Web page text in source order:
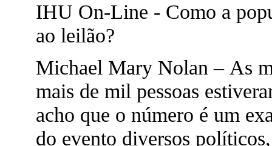
IHU On-Line - Como a
ao leilão?
Michael Mary Nolan – As
mais de mil pessoas
acho que o número é um
do evento diversos